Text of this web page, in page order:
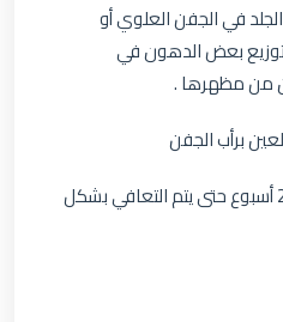
في الجفن العلوي أو
توزيع بعض الدهون في
من مظهرها .
برأب الجفن
وقت التعافي يتراوح بين 1-2 أسبوع حتى يتم التعافي بشكل